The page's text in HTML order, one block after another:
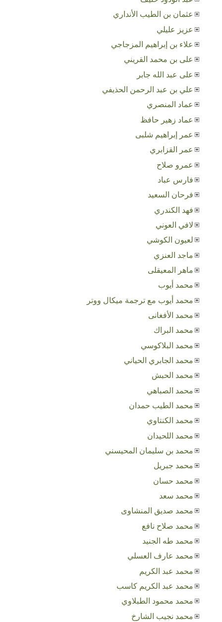
عثمان بن الطيب الأنداري
عزيز عليلي
علاء بن إبراهيم المزجاجي
على بن محمد القريني
على عبد الله جابر
علي بن عبد الرحمن الحذيفي
عماد المنصري
عماد زهير حافظ
عمر إبراهيم شلبى
عمر القزابري
عمرو صلاح
فارس عباد
فرحان السعيد
فهد الكندري
لافي العوني
لعيون الكوشي
ماجد العنزي
ماهر المعيقلى
محمد أيوب
محمد أيوب مع ترجمة ميكال ووتر
محمد الأفغانى
محمد البراك
محمد البلاكوسي
محمد الجابري الحياني
محمد الحبش
محمد الصباهي
محمد الطيب حمدان
محمد الكنتاوي
محمد اللحيدان
محمد بن سليمان المحيسني
محمد جبريل
محمد حسان
محمد سعد
محمد صديق المنشاوى
محمد صلاح نافع
محمد طه الجنيد
محمد عارف العسلي
محمد عبد الكريم
محمد عبد الكريم كاسب
محمد محمود الطبلاوي
محمد نجيب الشارخ